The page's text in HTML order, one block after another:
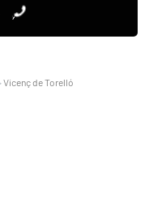
Vicenç de Torelló